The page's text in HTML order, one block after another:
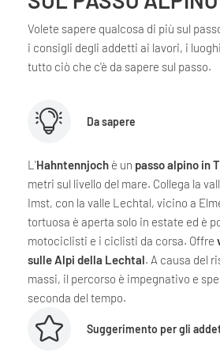
Volete sapere qualcosa di più sul
i consigli degli addetti ai lavori, i
tutto ciò che c'è da sapere sul passo.
Da sapere
L'Hahntennjoch è un passo alpino in
metri sul livello del mare. Collega la
Imst, con la valle Lechtal, vicino a
tortuosa è aperta solo in estate ed è
motociclisti e i ciclisti da corsa. Offre
sulle Alpi della Lechtal. A causa del
massi, il percorso è impegnativo e
seconda del tempo.
Suggerimento per gli